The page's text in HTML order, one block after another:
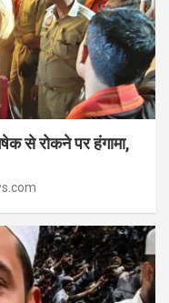
से रोकने पर हंगामा,